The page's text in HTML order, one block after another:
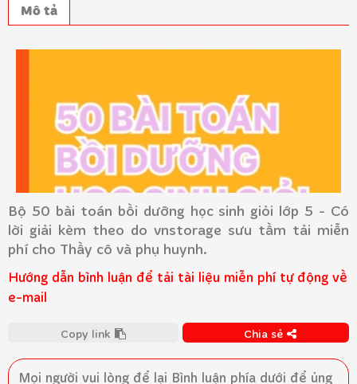
Mô tả
Bộ 50 bài toán bồi dưỡng học sinh giỏi lớp 5 - Có
lời giải kèm theo do vnstorage sưu tầm tải miễn
phí cho Thầy cô và phụ huynh.
Hướng dẫn bình luận để tải tài liệu miễn phí tự động về
e-mail
Copy link Chia sẻ
Mọi người vui lòng để lại Bình luận phía dưới để ủng